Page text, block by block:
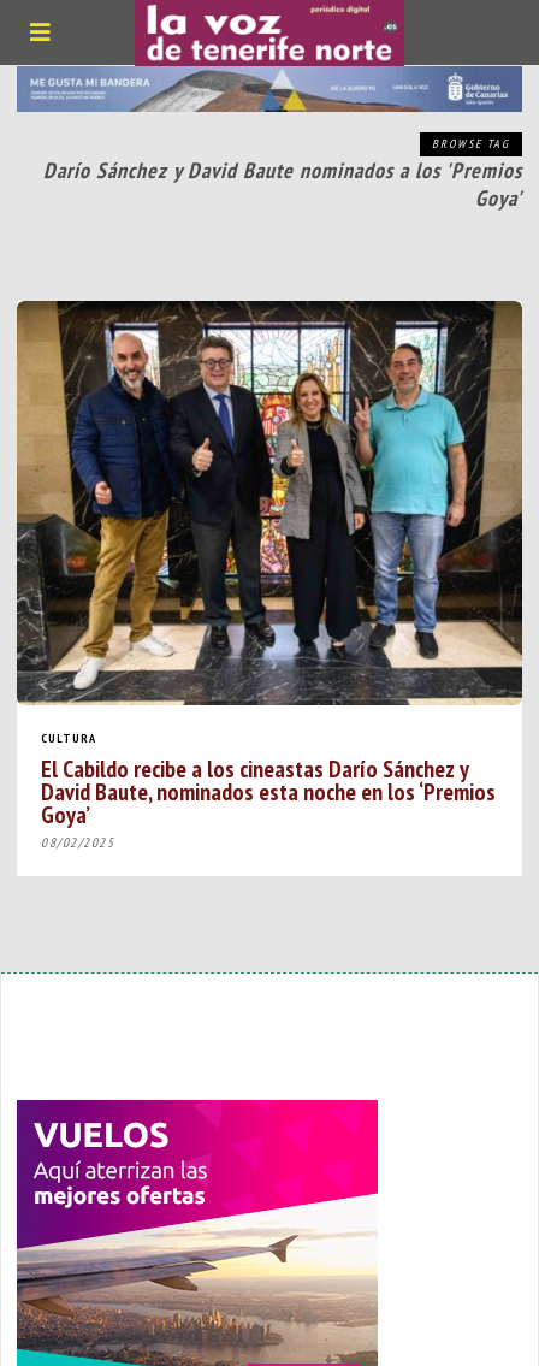
BROWSE TAG
Darío Sánchez y David Baute nominados a los 'Premios
Goya'
CULTURA
El Cabildo recibe a los cineastas Darío Sánchez y
David Baute, nominados esta noche en los ‘Premios
Goya’
08/02/2025